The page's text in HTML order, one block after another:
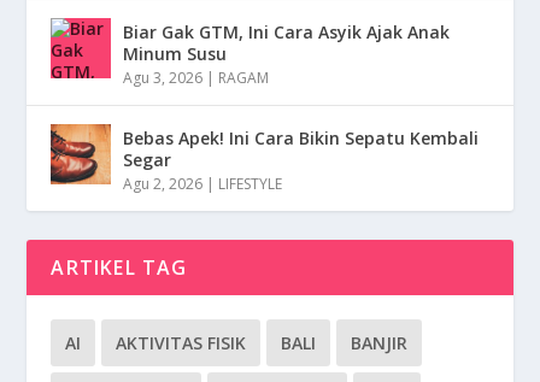
Biar Gak GTM, Ini Cara Asyik Ajak Anak
Minum Susu
Agu 3, 2026 | RAGAM
Bebas Apek! Ini Cara Bikin Sepatu Kembali
Segar
Agu 2, 2026 | LIFESTYLE
ARTIKEL TAG
AI AKTIVITAS FISIK BALI BANJIR